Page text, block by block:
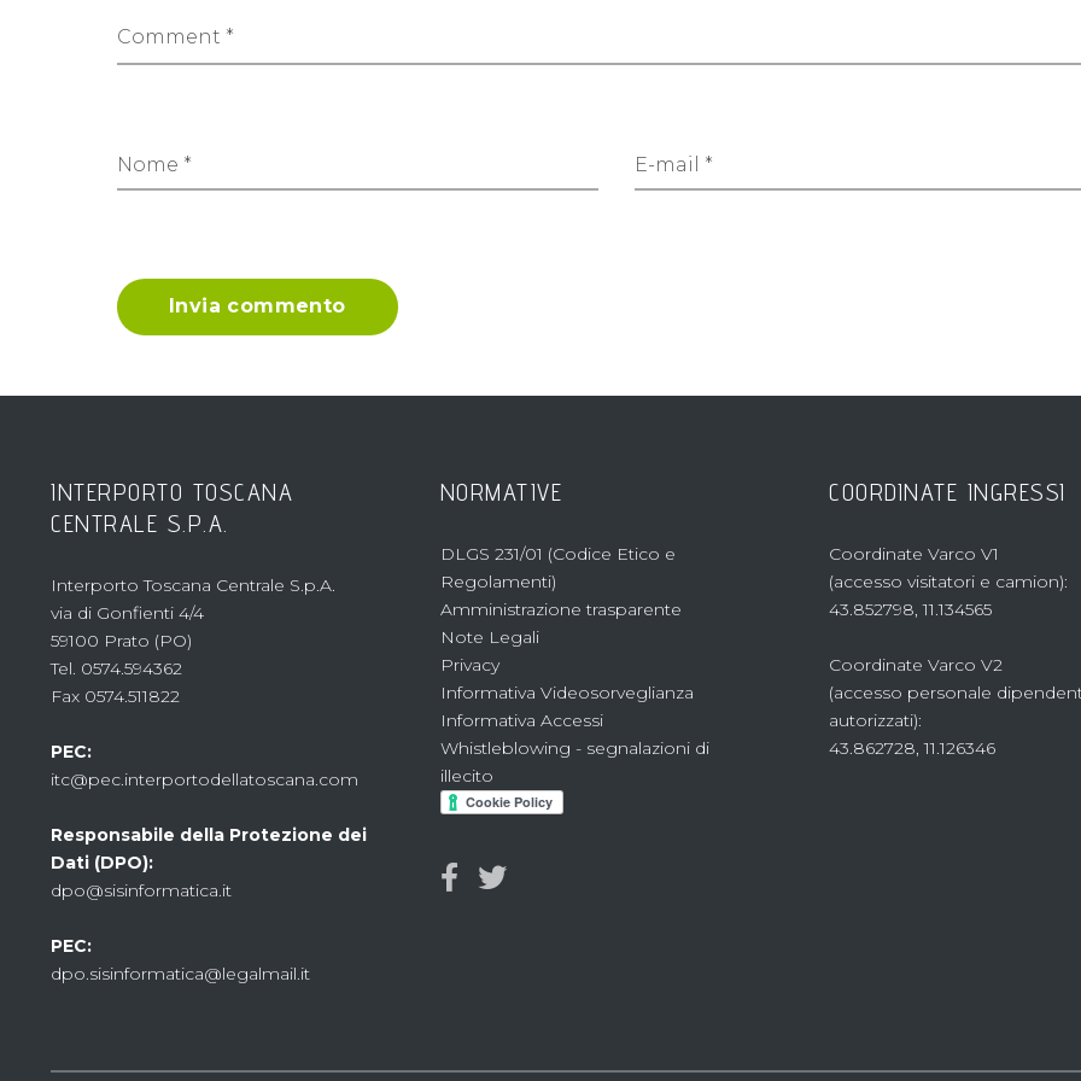
Comment *
Nome * E-mail *
Invia commento
INTERPORTO TOSCANA
CENTRALE S.P.A.
Interporto Toscana Centrale S.p.A.
via di Gonfienti 4/4
59100 Prato (PO)
Tel. 0574.594362
Fax 0574.511822
PEC:
itc@pec.interportodellatoscana.com
Responsabile della Protezione dei
Dati (DPO):
dpo@sisinformatica.it
PEC:
dpo.sisinformatica@legalmail.it
NORMATIVE
DLGS 231/01 (Codice Etico e
Regolamenti)
Amministrazione trasparente
Note Legali
Privacy
Informativa Videosorveglianza
Informativa Accessi
Whistleblowing - segnalazioni di
illecito
COORDINATE INGRESSI
Coordinate Varco V1
(accesso visitatori e camion):
43.852798, 11.134565
Coordinate Varco V2
(accesso personale
autorizzati):
43.862728, 11.126346